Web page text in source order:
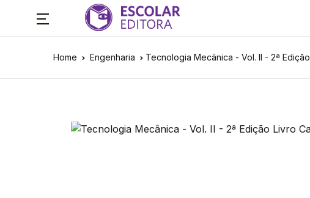
Home Engenharia Tecnologia Mecânica - Vol. II - 2ª Edição